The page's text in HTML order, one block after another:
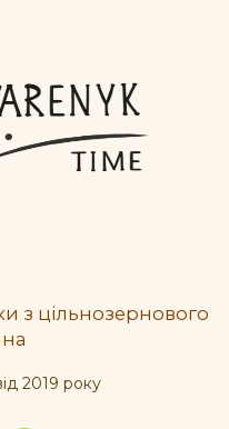
з цільнозернового
2019 року